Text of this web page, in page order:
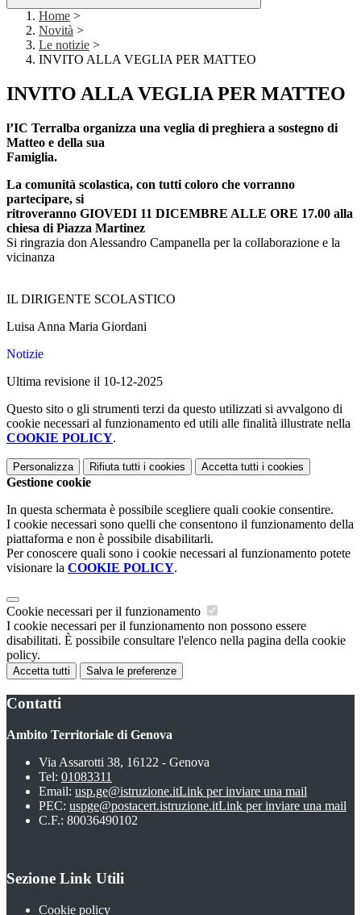
Home >
Novità >
Le notizie >
INVITO ALLA VEGLIA PER MATTEO
INVITO ALLA VEGLIA PER MATTEO
l’IC Terralba organizza una veglia di preghiera a sostegno di
Matteo e della sua
Famiglia.
La comunità scolastica, con tutti coloro che vorranno
partecipare, si
ritroveranno GIOVEDI 11 DICEMBRE ALLE ORE 17.00 alla
chiesa di Piazza Martinez
Si ringrazia don Alessandro Campanella per la collaborazione e la
vicinanza
IL DIRIGENTE SCOLASTICO
Luisa Anna Maria Giordani
Notizie
Ultima revisione il 10-12-2025
Questo sito o gli strumenti terzi da questo utilizzati si avvalgono di
cookie necessari al funzionamento ed utili alle finalità illustrate nella
COOKIE POLICY.
Personalizza Rifiuta tutti i cookies Accetta tutti i cookies
Gestione cookie
In questa schermata è possibile scegliere quali cookie consentire.
I cookie necessari sono quelli che consentono il funzionamento della
piattaforma e non è possibile disabilitarli.
Per conoscere quali sono i cookie necessari al funzionamento potete
visionare la COOKIE POLICY.
Cookie necessari per il funzionamento
I cookie necessari per il funzionamento non possono essere
disabilitati. È possibile consultare l'elenco nella pagina della cookie
policy.
Accetta tutti Salva le preferenze
Contatti
Ambito Territoriale di Genova
Via Assarotti 38, 16122 - Genova
Tel: 01083311
Email: usp.ge@istruzione.itLink per inviare una mail
PEC: uspge@postacert.istruzione.itLink per inviare una mail
C.F.: 80036490102
Sezione Link Utili
Cookie policy